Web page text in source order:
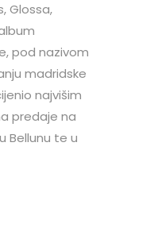
Glossa,
pod nazivom
madridske
najvišim
predaje na
Bellunu te u